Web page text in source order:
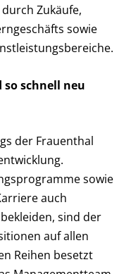
Zukäufe,
sowie
schnell neu
der Frauenthal
sowie
auch
sind der
auf allen
Reihen besetzt